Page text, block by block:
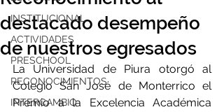
INSTITUCIONAL
ACTIVIDADES
PRESCHOOL
RECONOCIMIENTOS
INTERCAMBIO
destacado desempeño
de nuestros egresados
La Universidad de Piura otorgó al
Colegio San José de Monterrico el
Premio a la Excelencia Académica